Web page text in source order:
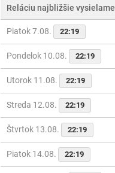
Reláciu najbližšie vysielame
Piatok 7.08. 22:19
Pondelok 10.08. 22:19
Utorok 11.08. 22:19
Streda 12.08. 22:19
Štvrtok 13.08. 22:19
Piatok 14.08. 22:19